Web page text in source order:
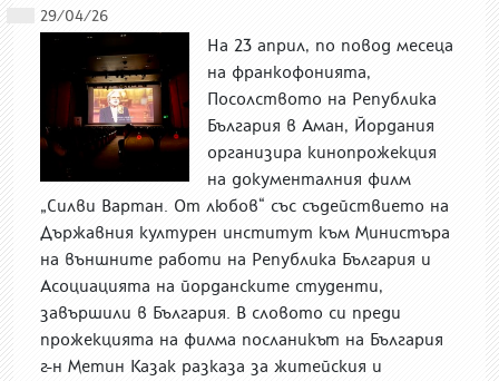
29/04/26
На 23 април, по повод месеца
на франкофонията,
Посолството на Република
България в Аман, Йордания
организира кинопрожекция
на документалния филм
„Силви Вартан. От любов“ със съдействието на
Държавния културен институт към Министъра
на външните работи на Република България и
Асоциацията на йорданските студенти,
завършили в България. В словото си преди
прожекцията на филма посланикът на България
г-н Метин Казак разказа за житейския и